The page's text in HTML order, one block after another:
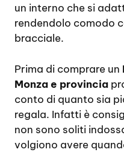
un interno che si
rendendolo comodo
bracciale.
Prima di comprare un
Monza e provincia
conto di quanto sia
regala. Infatti è
non sono soliti
volgiono avere